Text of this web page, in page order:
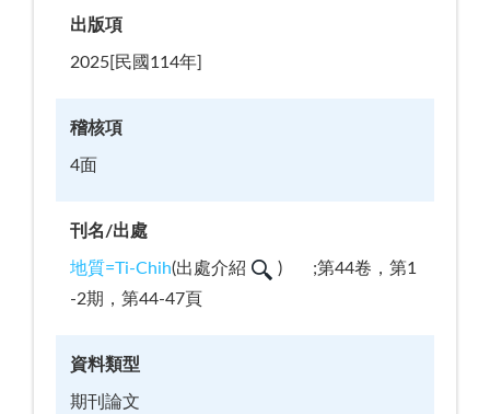
出版項
2025[民國114年]
稽核項
4面
刊名/出處
地質=Ti-Chih(出處介紹 )
;第44卷，第1
-2期，第44-47頁
資料類型
期刊論文